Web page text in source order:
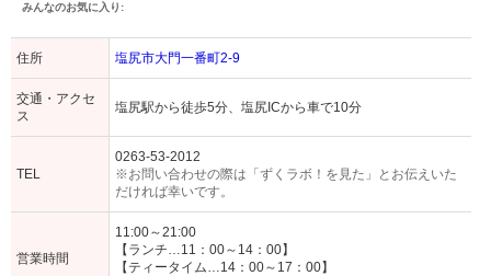
みんなのお気に入り:
住所 塩尻市大門一番町2-9
交通・アクセ
ス
塩尻駅から徒歩5分、塩尻ICから車で10分
TEL
0263-53-2012
※お問い合わせの際は「ずくラボ！を見た」とお伝えいた
だければ幸いです。
営業時間
11:00～21:00
【ランチ…11：00～14：00】
【ティータイム…14：00～17：00】